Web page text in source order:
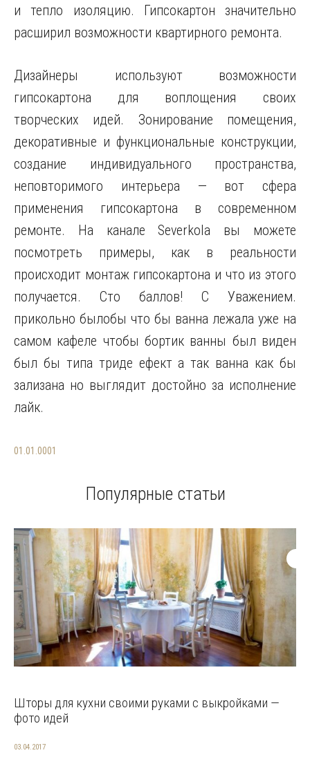
и тепло изоляцию. Гипсокартон значительно
расширил возможности квартирного ремонта.
Дизайнеры используют возможности
гипсокартона для воплощения своих
творческих идей. Зонирование помещения,
декоративные и функциональные конструкции,
создание индивидуального пространства,
неповторимого интерьера — вот сфера
применения гипсокартона в современном
ремонте. На канале Severkola вы можете
посмотреть примеры, как в реальности
происходит монтаж гипсокартона и что из этого
получается. Сто баллов! С Уважением.
прикольно былобы что бы ванна лежала уже на
самом кафеле чтобы бортик ванны был виден
был бы типа триде ефект а так ванна как бы
зализана но выглядит достойно за исполнение
лайк.
01.01.0001
Популярные статьи
Шторы для кухни своими руками с выкройками —
фото идей
03.04.2017